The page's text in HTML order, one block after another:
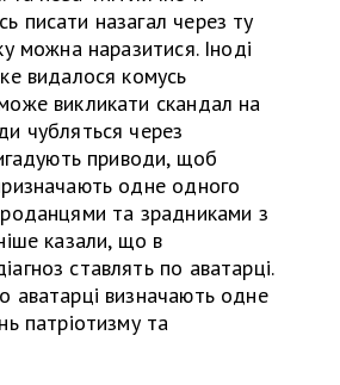
писати назагал через ту
можна наразитися. Іноді
видалося комусь
викликати скандал на
чубляться через
приводи, щоб
одне одного
та зрадниками з
казали, що в
ставлять по аватарці.
аватарці визначають одне
патріотизму та